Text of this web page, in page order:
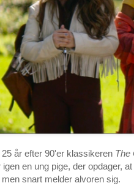
år efter 90'er klassikeren The
igen en ung pige, der opdager,
snart melder alvoren sig.